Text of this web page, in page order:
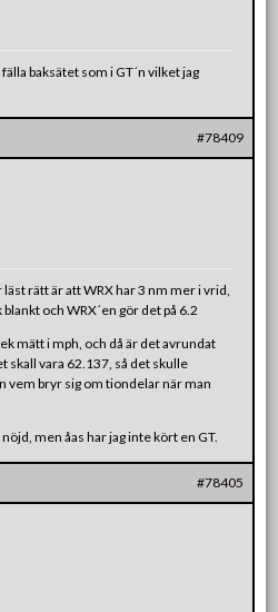
baksätet som i GT´n vilket jag
#78409
rätt är att WRX har 3 nm mer i vrid,
och WRX´en gör det på 6.2
mätt i mph, och då är det avrundat
skall vara 62.137, så det skulle
vem bryr sig om tiondelar när man
men åas har jag inte kört en GT.
#78405